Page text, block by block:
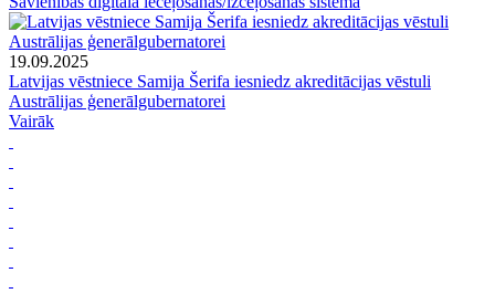
19.09.2025
Latvijas vēstniece Samija Šerifa iesniedz akreditācijas vēstuli
Austrālijas ģenerālgubernatorei
Vairāk